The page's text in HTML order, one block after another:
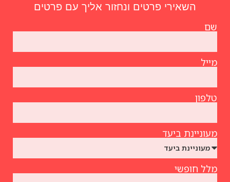
השאירי פרטים ונחזור אליך עם פרטים
שם
מייל
טלפון
מעוניינת ביעד
מלל חופשי